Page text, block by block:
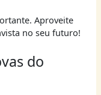
Aproveite
no seu futuro!
do